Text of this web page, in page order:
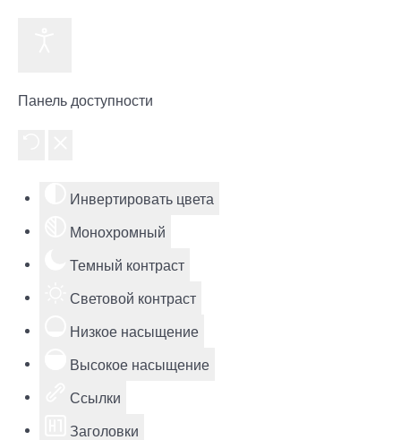
Панель доступности
Инвертировать цвета
Монохромный
Темный контраст
Световой контраст
Низкое насыщение
Высокое насыщение
Ссылки
Заголовки